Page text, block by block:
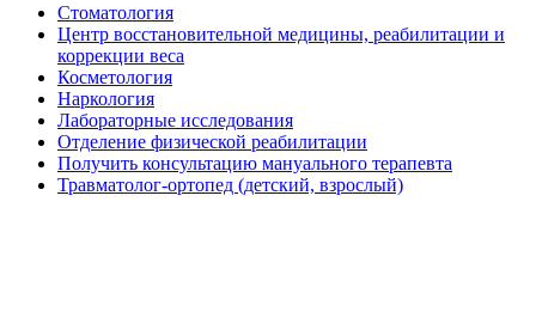
Стоматология
Центр восстановительной медицины, реабилитации и
коррекции веса
Косметология
Наркология
Лабораторные исследования
Отделение физической реабилитации
Получить консультацию мануального терапевта
Травматолог-ортопед (детский, взрослый)